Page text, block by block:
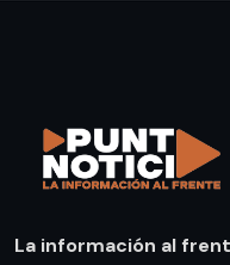
La información al